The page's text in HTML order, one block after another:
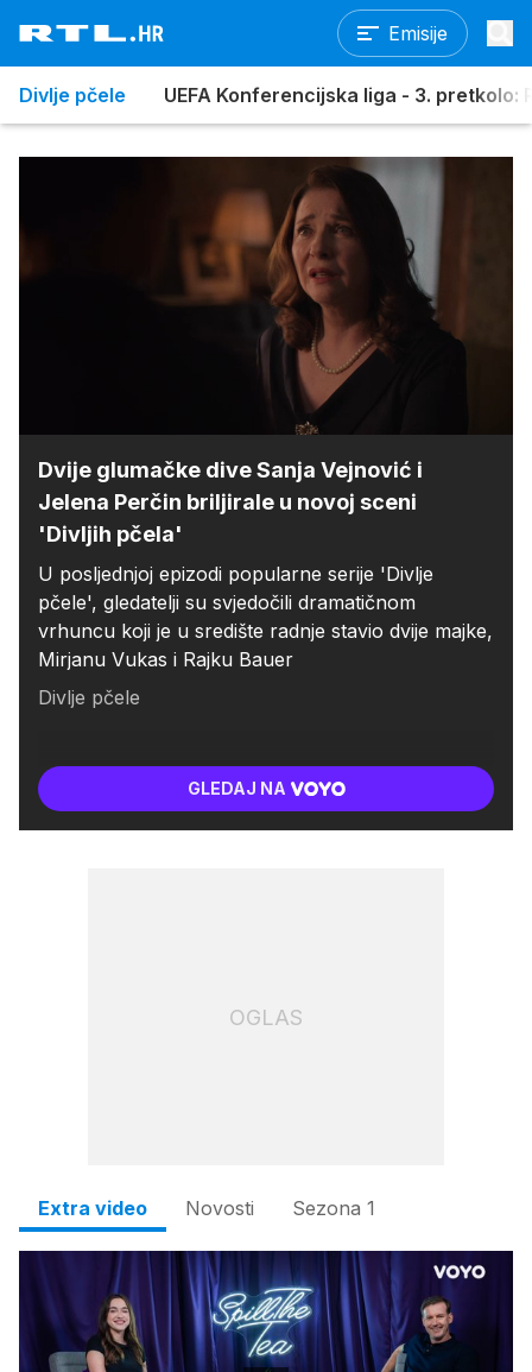
Emisije
Divlje pčele UEFA Konferencijska liga - 3. pretkolo:
zvuk
Dvije glumačke dive Sanja Vejnović i
Jelena Perčin briljirale u novoj sceni
'Divljih pčela'
U posljednjoj epizodi popularne serije 'Divlje
pčele', gledatelji su svjedočili dramatičnom
vrhuncu koji je u središte radnje stavio dvije majke,
Mirjanu Vukas i Rajku Bauer
Divlje pčele
GLEDAJ NA
OGLAS
Extra video Novosti Sezona 1